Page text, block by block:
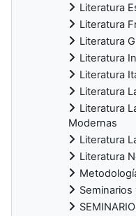
Literatura
Literatura
Literatura
Literatura
Literatura
Literatura
Literatura
Modernas
Literatura
Literatura
Seminarios